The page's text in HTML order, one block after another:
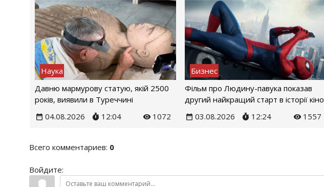
Наука
Давню мармурову статую, якій 2500
років, виявили в Туреччині
04.08.2026
12:04 1072
Бизнес
Фільм про Людину-павука показав
другий найкращий старт в історії кіно
03.08.2026
12:24 1557
Всего комментариев: 0
Войдите: